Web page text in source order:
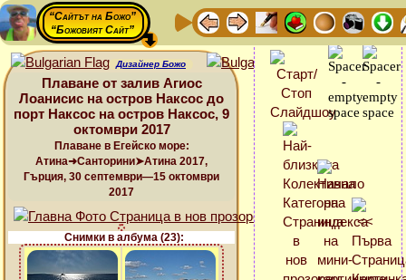
“Сайтът на Божо”
“Божовият Сайт”
Дизайнер Божо
Плаване от залив Агиос
Лоанисис на остров Наксос до
порт Наксос на остров Наксос, 9
октомври 2017
Плаване в Егейско море:
Атина➜Санторини➤Атина 2017,
Гърция, 30 септември—15 октомври
2017
Снимки в албума (23):